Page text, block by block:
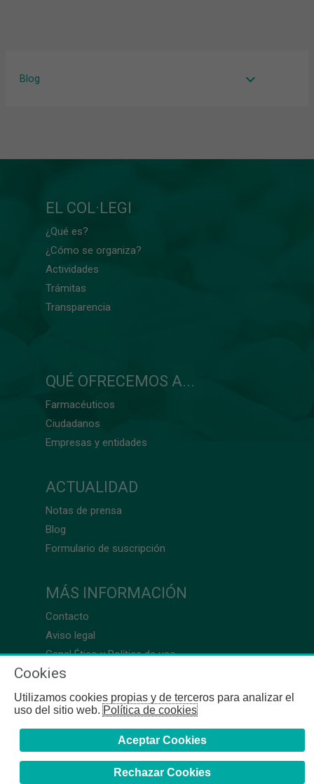
Blog
EL COL·LEGI
¿Qué es?
¿Cómo se organiza?
Actividades
Trámitas
Transparencia
QUÉ OFRECEMOS A...
Farmacéuticos
Ciudadanos
Empresas y entidades
ACTUALIDAD
Notas de prensa
Blog
Formulario de suscripción
MÁS INFORMACIÓN
Contacto
Aviso legal
Canal Ético y Política de uso
Cookies
Utilizamos cookies propias y de terceros para analizar el
uso del sitio web.Política de cookies
Aceptar Cookies
Rechazar Cookies